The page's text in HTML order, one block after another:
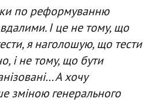
по реформуванню
І це не тому, що
я наголошую, що тести
і не тому, що бути
А хочу
зміною генерального